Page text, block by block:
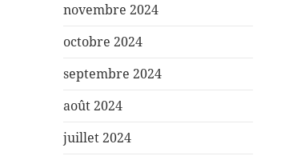
novembre 2024
octobre 2024
septembre 2024
août 2024
juillet 2024